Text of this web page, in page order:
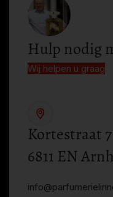
Hulp nodig
Wij helpen u graag
Kortestraat 7
6811 EN